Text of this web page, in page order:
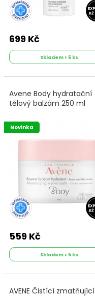
699 Kč
Skladem > 5 ks
Avene Body hydratační
tělový balzám 250 ml
Novinka
559 Kč
Skladem > 5 ks
AVENE Čistící zmatňující